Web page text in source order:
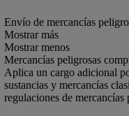
Envío de mercancías
Mostrar más
Mostrar menos
Mercancías peligrosas
Aplica un cargo adicional
sustancias y mercancías
regulaciones de